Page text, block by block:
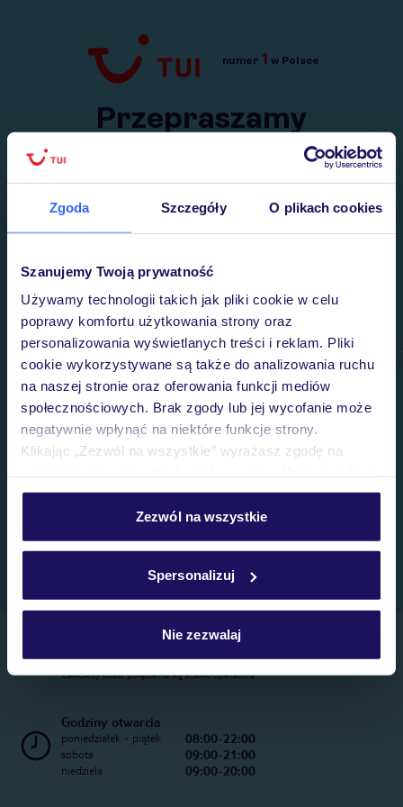
Zgoda Szczegóły O plikach cookies
Szanujemy Twoją prywatność
Używamy technologii takich jak pliki cookie w celu
poprawy komfortu użytkowania strony oraz
personalizowania wyświetlanych treści i reklam. Pliki
cookie wykorzystywane są także do analizowania ruchu
na naszej stronie oraz oferowania funkcji mediów
społecznościowych. Brak zgody lub jej wycofanie może
negatywnie wpłynąć na niektóre funkcje strony.
Klikając „Zezwól na wszystkie” wyrażasz zgodę na
personalizować swój wybór wchodząc w zakładkę
Szczegółowe informacje o plikach cookie znajdziesz
Zezwól na wszystkie
Spersonalizuj
Nie zezwalaj
Przejdź do TUI.pl
numer 1 w Polsce
Przepraszamy
Wysłaliśmy nasz serwis na krótkie wakacje.
Telefoniczne Centrum Rezerwacji
22 270 31 20
Całkowity koszt połączenia wg stawki operatora
Godziny otwarcia
poniedziałek - piątek 08:00-22:00
sobota 09:00-21:00
niedziela 09:00-20:00